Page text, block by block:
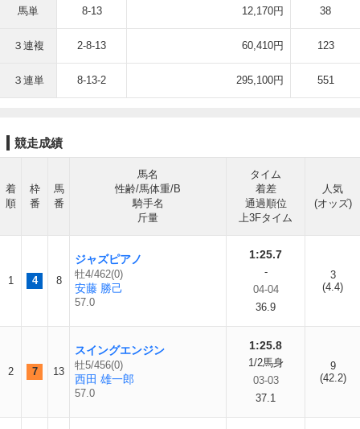
馬単 8-13 12,170円 38
３連複 2-8-13 60,410円 123
３連単 8-13-2 295,100円 551
競走成績
着
順
枠
番
馬
番
馬名
性齢/馬体重/B
騎手名
斤量
タイム
着差
通過順位
上3Fタイム
人気
(オッズ)
1 4 8
ジャズピアノ
牡4/462(0)
安藤 勝己
57.0
1:25.7
-
04-04
36.9
3
(4.4)
2 7 13
スイングエンジン
牡5/456(0)
西田 雄一郎
57.0
1:25.8
1/2馬身
03-03
37.1
9
(42.2)